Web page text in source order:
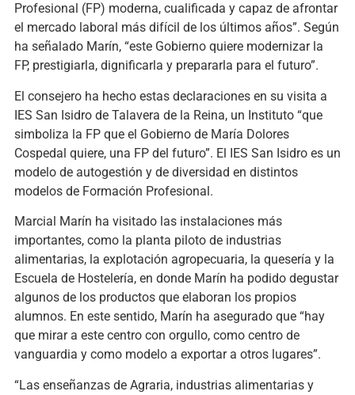
Profesional (FP) moderna, cualificada y capaz de afrontar
el mercado laboral más difícil de los últimos años”. Según
ha señalado Marín, “este Gobierno quiere modernizar la
FP, prestigiarla, dignificarla y prepararla para el futuro”.
El consejero ha hecho estas declaraciones en su visita a
IES San Isidro de Talavera de la Reina, un Instituto “que
simboliza la FP que el Gobierno de María Dolores
Cospedal quiere, una FP del futuro”. El IES San Isidro es un
modelo de autogestión y de diversidad en distintos
modelos de Formación Profesional.
Marcial Marín ha visitado las instalaciones más
importantes, como la planta piloto de industrias
alimentarias, la explotación agropecuaria, la quesería y la
Escuela de Hostelería, en donde Marín ha podido degustar
algunos de los productos que elaboran los propios
alumnos. En este sentido, Marín ha asegurado que “hay
que mirar a este centro con orgullo, como centro de
vanguardia y como modelo a exportar a otros lugares”.
“Las enseñanzas de Agraria, industrias alimentarias y